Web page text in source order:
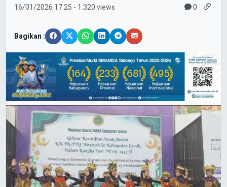
16/01/2026 17:25 - 1.320 views 0
Bagikan :